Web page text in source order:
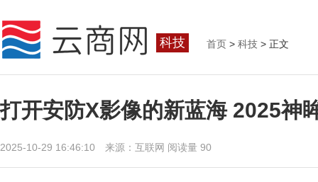
科技 首页 > 科技 > 正文
打开安防X影像的新蓝海 2025神
2025-10-29 16:46:10 来源：互联网 阅读量 90